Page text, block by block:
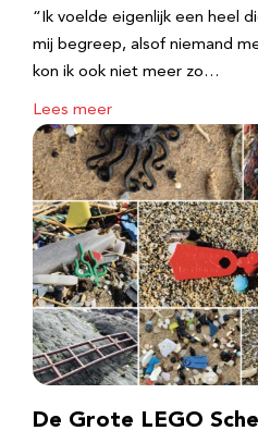
“Ik voelde eigenlijk een heel
mij begreep, alsof niemand
kon ik ook niet meer zo…
Lees meer
De Grote LEGO